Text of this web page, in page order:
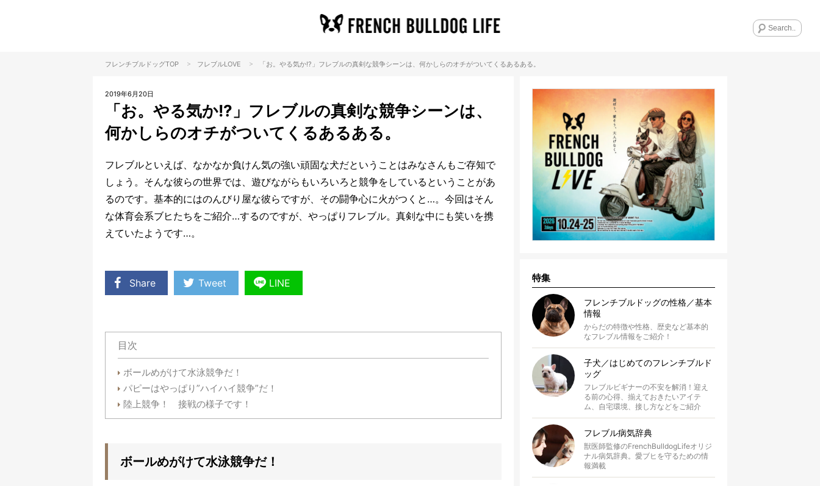
フレンチブルドッグTOP > フレブルLOVE > 「お。やる気か!?」フレブルの真剣な競争シーンは、何かしらのオチがついてくるあるある。
2019年6月20日
「お。やる気か!?」フレブルの真剣な競争シーンは、
何かしらのオチがついてくるあるある。
フレブルといえば、なかなか負けん気の強い頑固な犬だということはみなさんもご存知で
しょう。そんな彼らの世界では、遊びながらもいろいろと競争をしているということがあ
るのです。基本的にはのんびり屋な彼らですが、その闘争心に火がつくと…。今回はそん
な体育会系ブヒたちをご紹介…するのですが、やっぱりフレブル。真剣な中にも笑いを携
えていたようです…。
Share Tweet LINE
目次
ボールめがけて水泳競争だ！
パピーはやっぱり”ハイハイ競争”だ！
陸上競争！ 接戦の様子です！
ボールめがけて水泳競争だ！
特集
フレンチブルドッグの性格／基本
情報
からだの特徴や性格、歴史など基本的
なフレブル情報をご紹介！
子犬／はじめてのフレンチブルド
ッグ
フレブルビギナーの不安を解消！迎え
る前の心得、揃えておきたいアイテ
ム、自宅環境、接し方などをご紹介
フレブル病気辞典
獣医師監修のFrenchBulldogLifeオリジ
ナル病気辞典。愛ブヒを守るための情
報満載